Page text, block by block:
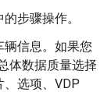
的步骤操作。
信息。如果您
体数据质量选择
选项、VDP